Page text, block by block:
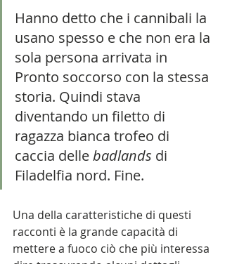
Hanno detto che i cannibali la
usano spesso e che non era la
sola persona arrivata in
Pronto soccorso con la stessa
storia. Quindi stava
diventando un filetto di
ragazza bianca trofeo di
caccia delle badlands di
Filadelfia nord. Fine.
Una della caratteristiche di questi
racconti è la grande capacità di
mettere a fuoco ciò che più interessa